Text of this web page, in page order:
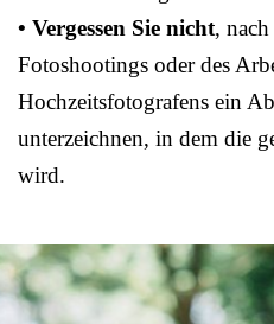
• Vergessen Sie nicht, nach
Fotoshootings oder des
Hochzeitsfotografens ein
unterzeichnen, in dem die
wird.